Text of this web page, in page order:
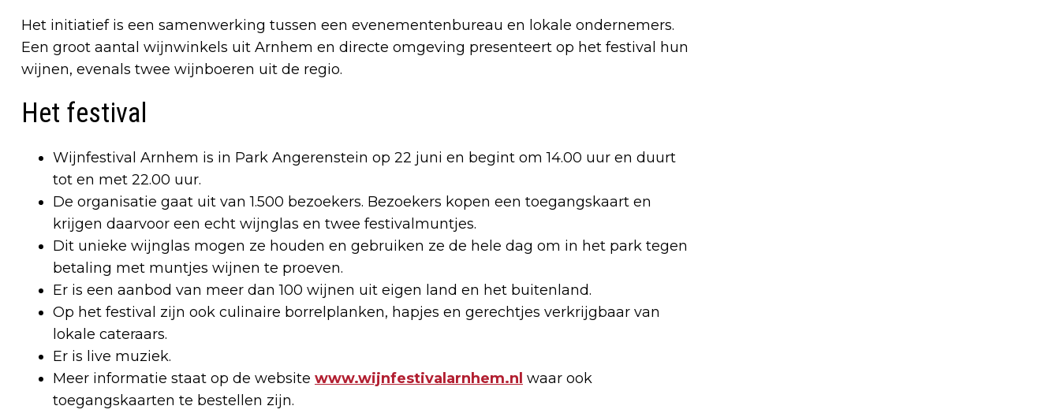
Het initiatief is een samenwerking tussen een evenementenbureau en lokale ondernemers.
Een groot aantal wijnwinkels uit Arnhem en directe omgeving presenteert op het festival hun
wijnen, evenals twee wijnboeren uit de regio.
Het festival
Wijnfestival Arnhem is in Park Angerenstein op 22 juni en begint om 14.00 uur en duurt
tot en met 22.00 uur.
De organisatie gaat uit van 1.500 bezoekers. Bezoekers kopen een toegangskaart en
krijgen daarvoor een echt wijnglas en twee festivalmuntjes.
Dit unieke wijnglas mogen ze houden en gebruiken ze de hele dag om in het park tegen
betaling met muntjes wijnen te proeven.
Er is een aanbod van meer dan 100 wijnen uit eigen land en het buitenland.
Op het festival zijn ook culinaire borrelplanken, hapjes en gerechtjes verkrijgbaar van
lokale cateraars.
Er is live muziek.
Meer informatie staat op de website www.wijnfestivalarnhem.nl waar ook
toegangskaarten te bestellen zijn.